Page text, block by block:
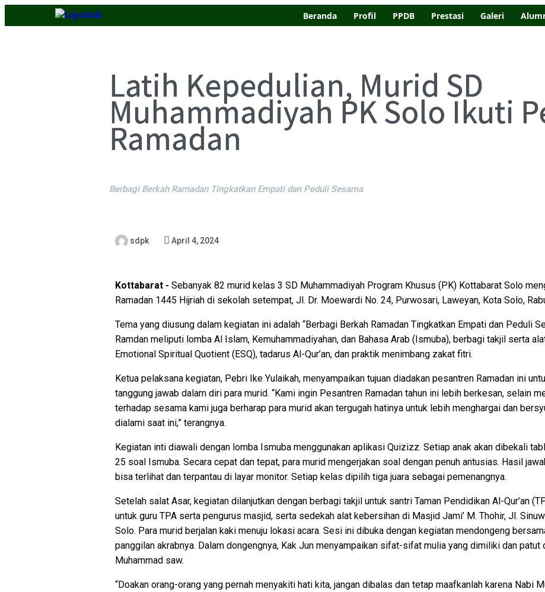
Beranda Profil PPDB Prestasi Galeri
Latih Kepedulian, Murid SD
Muhammadiyah PK Solo Ikuti
Ramadan
Berbagi Berkah Ramadan Tingkatkan Empati dan Peduli Sesama
sdpk April 4, 2024
Kottabarat - Sebanyak 82 murid kelas 3 SD Muhammadiyah Program Khusus (PK) Kottabarat Solo
Ramadan 1445 Hijriah di sekolah setempat, Jl. Dr. Moewardi No. 24, Purwosari, Laweyan, Kota Solo,
Tema yang diusung dalam kegiatan ini adalah “Berbagi Berkah Ramadan Tingkatkan Empati dan Peduli
Ramdan meliputi lomba Al Islam, Kemuhammadiyahan, dan Bahasa Arab (Ismuba), berbagi takjil serta
Emotional Spiritual Quotient (ESQ), tadarus Al-Qur’an, dan praktik menimbang zakat fitri.
Ketua pelaksana kegiatan, Pebri Ike Yulaikah, menyampaikan tujuan diadakan pesantren Ramadan ini
tanggung jawab dalam diri para murid. “Kami ingin Pesantren Ramadan tahun ini lebih berkesan, selain
terhadap sesama kami juga berharap para murid akan tergugah hatinya untuk lebih menghargai dan
dialami saat ini,” terangnya.
Kegiatan inti diawali dengan lomba Ismuba menggunakan aplikasi Quizizz. Setiap anak akan dibekali
25 soal Ismuba. Secara cepat dan tepat, para murid mengerjakan soal dengan penuh antusias. Hasil
bisa terlihat dan terpantau di layar monitor. Setiap kelas dipilih tiga juara sebagai pemenangnya.
Setelah salat Asar, kegiatan dilanjutkan dengan berbagi takjil untuk santri Taman Pendidikan Al-Qur’an
untuk guru TPA serta pengurus masjid, serta sedekah alat kebersihan di Masjid Jami’ M. Thohir, Jl.
Solo. Para murid berjalan kaki menuju lokasi acara. Sesi ini dibuka dengan kegiatan mendongeng
panggilan akrabnya. Dalam dongengnya, Kak Jun menyampaikan sifat-sifat mulia yang dimiliki dan patut
Muhammad saw.
“Doakan orang-orang yang pernah menyakiti hati kita, jangan dibalas dan tetap maafkanlah karena Nabi